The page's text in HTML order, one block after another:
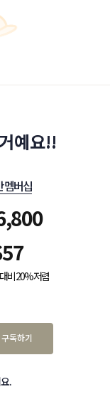
예요!!
멤버십
57
비 20% 저렴
독하기
.